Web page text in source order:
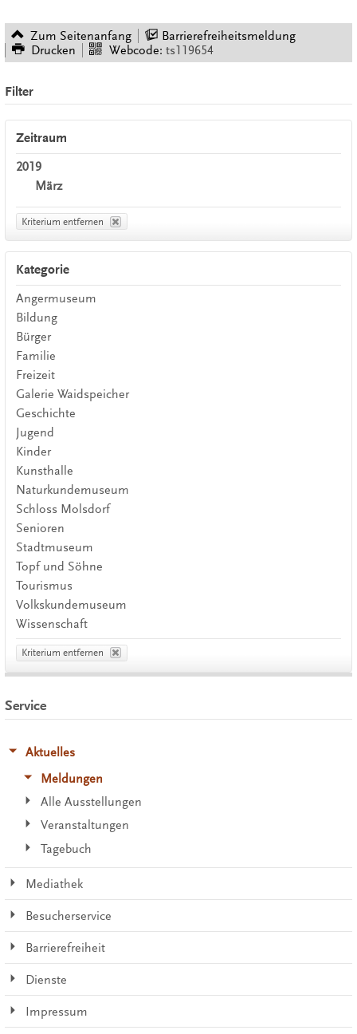
Zum Seitenanfang
Barrierefreiheitsmeldung
Drucken
Webcode: ts119654
Filter
Zeitraum
2019
März
Kriterium entfernen
Kategorie
Angermuseum
Bildung
Bürger
Familie
Freizeit
Galerie Waidspeicher
Geschichte
Jugend
Kinder
Kunsthalle
Naturkundemuseum
Schloss Molsdorf
Senioren
Stadtmuseum
Topf und Söhne
Tourismus
Volkskundemuseum
Wissenschaft
Kriterium entfernen
Service
Aktuelles
Meldungen
Alle Ausstellungen
Veranstaltungen
Tagebuch
Mediathek
Besucherservice
Barrierefreiheit
Dienste
Impressum